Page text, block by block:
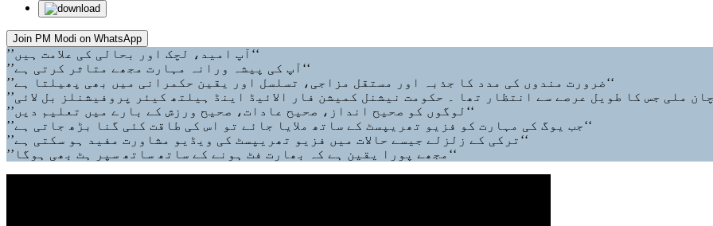
Join PM Modi on WhatsApp
’’آپ امید، لچک اور بحالی کی علامت ہیں‘‘
’’آپ کی پیشہ ورانہ مہارت مجھے متاثر کرتی ہے‘‘
’’ضرورت مندوں کی مدد کا جذبہ اور مستقل مزاجی، تسلسل اور یقین حکمرانی میں بھی پھیلتا ہے‘‘
’’لوگوں کو صحیح انداز، صحیح عادات، صحیح ورزش کے بارے میں تعلیم دیں‘‘
’’جب یوگ کی مہارت کو فزیو تھریپسٹ کے ساتھ ملایا جائے تو اس کی طاقت کئی گنا بڑھ جاتی ہے‘‘
’’ترکی کے زلزلے جیسے حالات میں فزیو تھریپسٹ کی ویڈیو مشاورت مفید ہو سکتی ہے‘‘
’’مجھے پورا یقین ہے کہ بھارت فٹ ہونے کے ساتھ ساتھ سپر ہٹ بھی ہوگا‘‘